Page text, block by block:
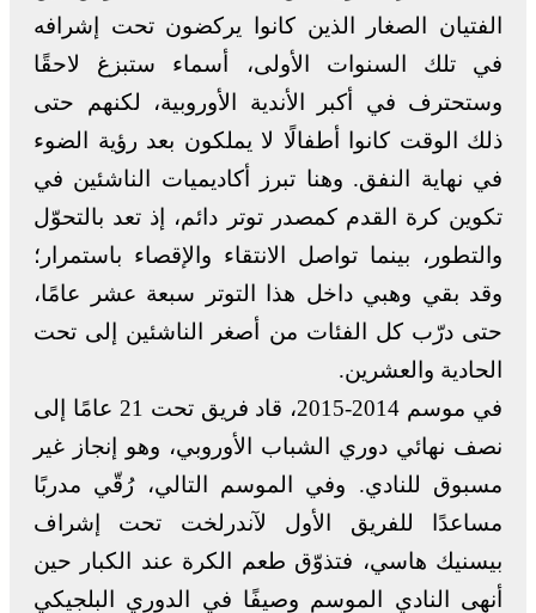
الفتيان الصغار الذين كانوا يركضون تحت إشرافه
في تلك السنوات الأولى، أسماء ستبزغ لاحقًا
وستحترف في أكبر الأندية الأوروبية، لكنهم حتى
ذلك الوقت كانوا أطفالًا لا يملكون بعد رؤية الضوء
في نهاية النفق. وهنا تبرز أكاديميات الناشئين في
تكوين كرة القدم كمصدر توتر دائم، إذ تعد بالتحوّل
والتطور، بينما تواصل الانتقاء والإقصاء باستمرار؛
وقد بقي وهبي داخل هذا التوتر سبعة عشر عامًا،
حتى درّب كل الفئات من أصغر الناشئين إلى تحت
الحادية والعشرين.
في موسم 2014-2015، قاد فريق تحت 21 عامًا إلى
نصف نهائي دوري الشباب الأوروبي، وهو إنجاز غير
مسبوق للنادي. وفي الموسم التالي، رُقّي مدربًا
مساعدًا للفريق الأول لآندرلخت تحت إشراف
بيسنيك هاسي، فتذوّق طعم الكرة عند الكبار حين
أنهى النادي الموسم وصيفًا في الدوري البلجيكي